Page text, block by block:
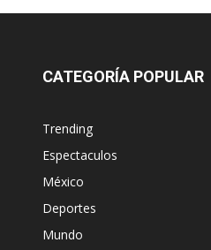
CATEGORÍA POPULAR
Trending
Espectaculos
México
Deportes
Mundo